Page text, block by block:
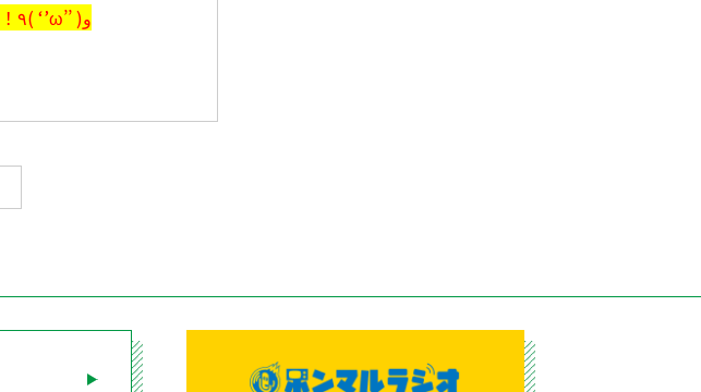
1月末に行われる介護福祉士国家試験に合格できるように、頑張ってます！٩( ‘’ω’’ )و